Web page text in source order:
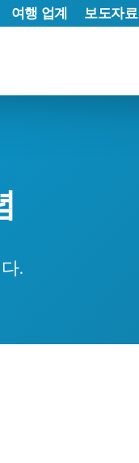
여행 업계 보도자료
.